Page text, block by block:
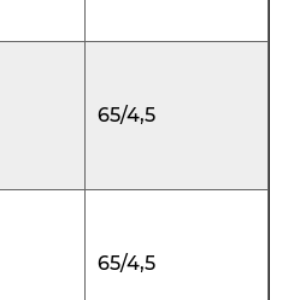
65/4,5
65/4,5